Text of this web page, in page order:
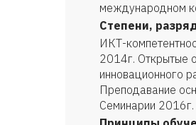
международном
Степени,
ИКТ-
2014г. Открытые
инновационного
Преподавание
Семинарии 2016г.